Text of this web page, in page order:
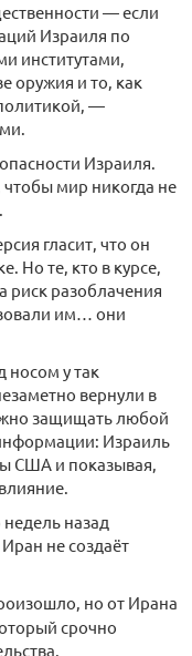
— если
Израиля по
институтами,
оружия и то, как
—
Израиля.
мир никогда не
гласит, что он
Но те, кто в курсе,
риск разоблачения
им… они
у так
вернули в
защищать любой
Израиль
США и показывая,
назад
не создаёт
но от Ирана
срочно